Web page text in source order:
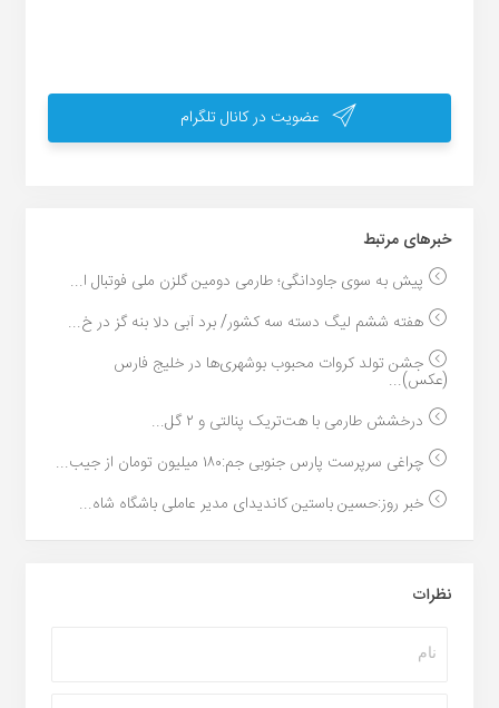
عضویت در کانال تلگرام
خبر‌های مرتبط
پیش به سوی جاودانگی؛ طارمی دومین گلزن ملی فوتبال ا...
هفته ششم لیگ دسته سه کشور/ برد آبی دلا بنه گز در خ...
جشن تولد کروات محبوب بوشهری‌ها در خلیج فارس
(عکس)...
درخشش طارمی با هت‌تریک پنالتی و ۲ گل...
چراغی سرپرست پارس جنوبی جم:۱۸۰ میلیون تومان از جیب...
خبر روز:حسین باستین کاندیدای مدیر عاملی باشگاه شاه...
نظرات